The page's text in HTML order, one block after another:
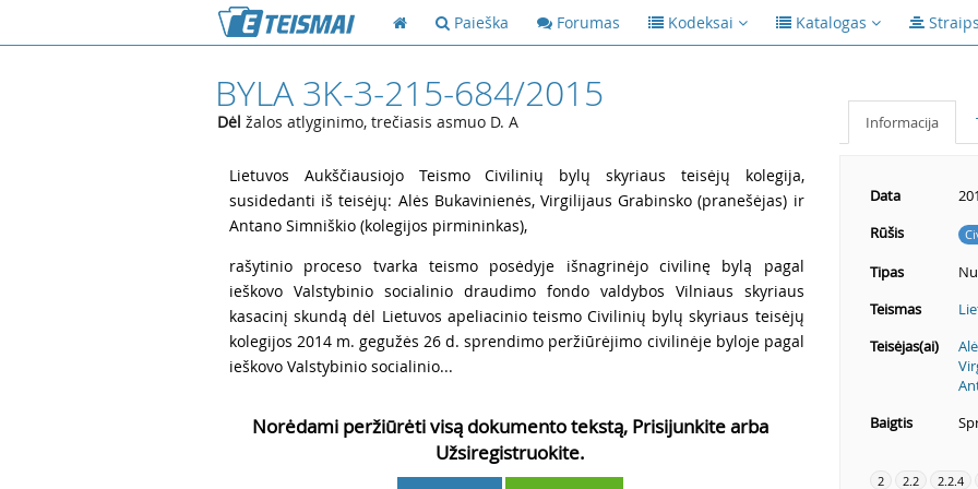
Paieška Forumas Kodeksai Katalogas
BYLA 3K-3-215-684/2015
Dėl žalos atlyginimo, trečiasis asmuo D. A
Lietuvos Aukščiausiojo Teismo Civilinių bylų skyriaus teisėjų kolegija,
susidedanti iš teisėjų: Alės Bukavinienės, Virgilijaus Grabinsko (pranešėjas) ir
Antano Simniškio (kolegijos pirmininkas),
rašytinio proceso tvarka teismo posėdyje išnagrinėjo civilinę bylą pagal
ieškovo Valstybinio socialinio draudimo fondo valdybos Vilniaus skyriaus
kasacinį skundą dėl Lietuvos apeliacinio teismo Civilinių bylų skyriaus teisėjų
kolegijos 2014 m. gegužės 26 d. sprendimo peržiūrėjimo civilinėje byloje pagal
ieškovo Valstybinio socialinio...
Norėdami peržiūrėti visą dokumento tekstą, Prisijunkite arba
Užsiregistruokite.
Informacija
Data
Rūšis
Tipas
Teismas
Teisėjas(ai)
Baigtis
2 2.2
2.2.4